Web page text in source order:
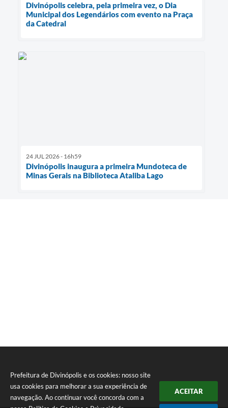
Prefeitura de Divinópolis e os cookies: nosso site
usa cookies para melhorar a sua experiência de
navegação. Ao continuar você concorda com a
ACEITAR
Divinópolis celebra, pela primeira vez, o Dia
Municipal dos Legendários com evento na Praça
da Catedral
24 JUL 2026 - 16h59
Divinópolis inaugura a primeira Mundoteca de
Minas Gerais na Biblioteca Ataliba Lago